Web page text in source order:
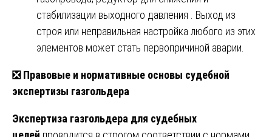
стабилизации выходного давления . Выход из
строя или неправильная настройка любого из этих
элементов может стать первопричиной аварии.
❎Правовые и нормативные основы судебной
экспертизы газгольдера
Экспертиза газгольдера для судебных